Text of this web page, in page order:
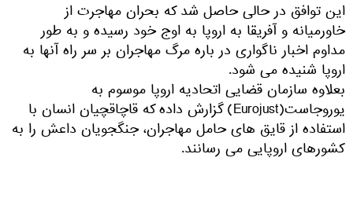
این توافق در حالی حاصل شد که بحران مهاجرت از
خاورمیانه و آفریقا به اروپا به اوج خود رسیده و به طور
مداوم اخبار ناگواری در باره مرگ مهاجران بر سر راه آنها به
اروپا شنیده می شود.
بعلاوه سازمان قضایی اتحادیه اروپا موسوم به
یوروجاست(Eurojust) گزارش داده که قاچاقچیان انسان با
استفاده از قایق های حامل مهاجران، جنگجویان داعش را به
کشورهای اروپایی می رسانند.